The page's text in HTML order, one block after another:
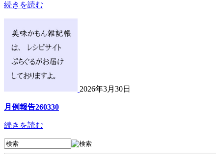
続きを読む
2026年3月30日
月例報告260330
続きを読む